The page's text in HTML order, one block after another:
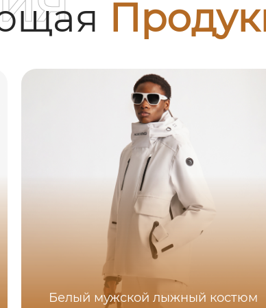
Белый мужской лыжный костюм